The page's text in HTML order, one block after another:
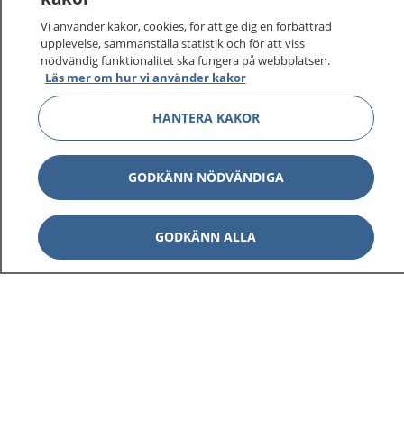
sjukvårdsrådgivning dygnet runt.
1177 ger dig råd när du vill må bättre.
1177 på flera språk Visa
Om 1177
Kontakt Visa
Vi använder kakor, cookies, för att ge dig en förbättrad
upplevelse, sammanställa statistik och för att viss
nödvändig funktionalitet ska fungera på webbplatsen.
Läs mer om hur vi använder kakor
HANTERA KAKOR
GODKÄNN NÖDVÄNDIGA
GODKÄNN ALLA